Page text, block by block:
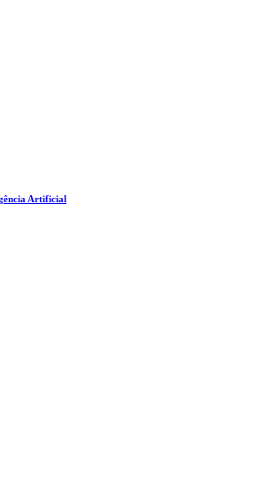
Artificial